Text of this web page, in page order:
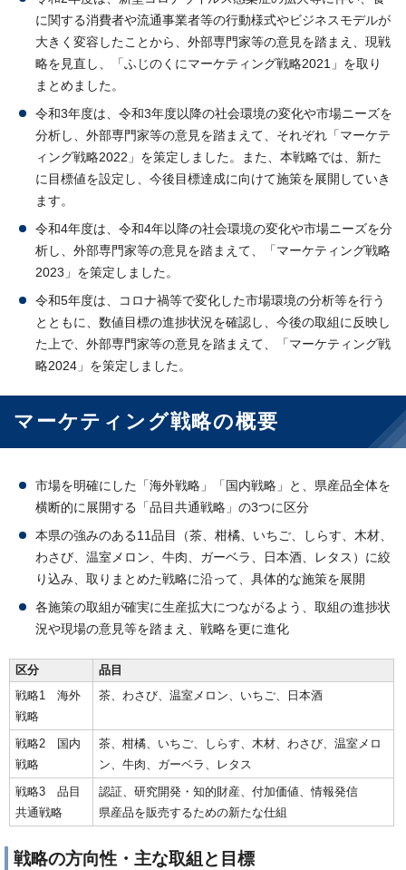
に関する消費者や流通事業者等の行動様式やビジネスモデルが
大きく変容したことから、外部専門家等の意見を踏まえ、現戦
略を見直し、「ふじのくにマーケティング戦略2021」を取り
まとめました。
令和3年度は、令和3年度以降の社会環境の変化や市場ニーズを
分析し、外部専門家等の意見を踏まえて、それぞれ「マーケテ
ィング戦略2022」を策定しました。また、本戦略では、新た
に目標値を設定し、今後目標達成に向けて施策を展開していき
ます。
令和4年度は、令和4年以降の社会環境の変化や市場ニーズを分
析し、外部専門家等の意見を踏まえて、「マーケティング戦略
2023」を策定しました。
令和5年度は、コロナ禍等で変化した市場環境の分析等を行う
とともに、数値目標の進捗状況を確認し、今後の取組に反映し
た上で、外部専門家等の意見を踏まえて、「マーケティング戦
略2024」を策定しました。
マーケティング戦略の概要
市場を明確にした「海外戦略」「国内戦略」と、県産品全体を
横断的に展開する「品目共通戦略」の3つに区分
本県の強みのある11品目（茶、柑橘、いちご、しらす、木材、
わさび、温室メロン、牛肉、ガーベラ、日本酒、レタス）に絞
り込み、取りまとめた戦略に沿って、具体的な施策を展開
各施策の取組が確実に生産拡大につながるよう、取組の進捗状
況や現場の意見等を踏まえ、戦略を更に進化
区分
品目
戦略1 海外
戦略
茶、わさび、温室メロン、いちご、日本酒
戦略2 国内
戦略
茶、柑橘、いちご、しらす、木材、わさび、温室メロ
ン、牛肉、ガーベラ、レタス
戦略3 品目
共通戦略
認証、研究開発・知的財産、付加価値、情報発信
県産品を販売するための新たな仕組
戦略の方向性・主な取組と目標